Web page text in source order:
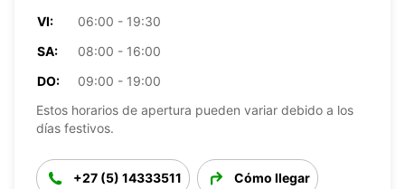
VI:
06:00 - 19:30
SA:
08:00 - 16:00
DO:
09:00 - 19:00
Estos horarios de apertura pueden variar debido a los
días festivos.
+27 (5) 14333511 Cómo llegar